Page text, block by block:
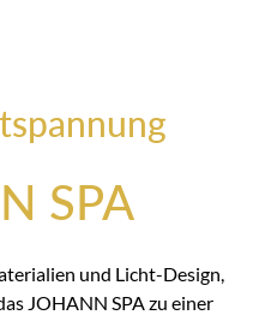
SPA
und Licht-Design,
JOHANN SPA zu einer